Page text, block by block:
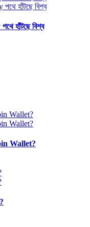
হাঁটছে বিশ্ব
Wallet?